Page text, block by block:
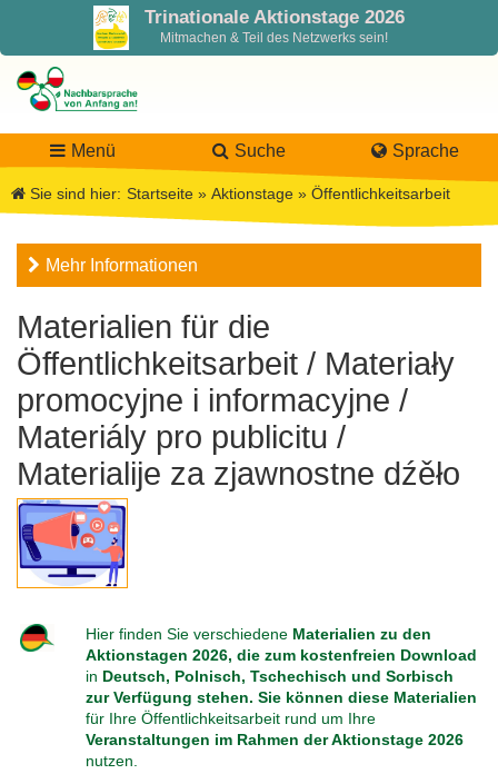
Trinationale Aktionstage 2026
Mitmachen & Teil des Netzwerks sein!
Menü Suche Sprache
Über LaNa
Unser Leitbild
DPJW Zentralstelle
Team
Aktuelles
Blog LaNa
Newsletter
Termine, Veranstaltungen
Förderung
Materialien
Materialbibliothek
Serie Biedronka, Maus & Žába
Nachbarsprachkoffer
Projekte
Interreg PLSN 2014-2020
Modellprojekte 2019/2020
Mitwirkung anmelden
Informationen für Mitwirkende
Sie sind hier: Startseite » Aktionstage » Öffentlichkeitsarbeit
Mehr Informationen
Materialien für die
Öffentlichkeitsarbeit / Materiały
promocyjne i informacyjne /
Materiály pro publicitu /
Materialije za zjawnostne dźěło
Hier finden Sie verschiedene Materialien zu den
Aktionstagen 2026, die zum kostenfreien Download
in Deutsch, Polnisch, Tschechisch und Sorbisch
zur Verfügung stehen. Sie können diese Materialien
für Ihre Öffentlichkeitsarbeit rund um Ihre
Veranstaltungen im Rahmen der Aktionstage 2026
nutzen.